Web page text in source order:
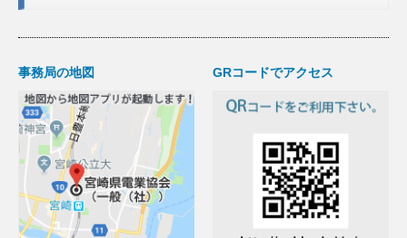
事務局の地図 GRコードでアクセス